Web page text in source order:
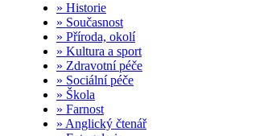
» Historie
» Současnost
» Příroda, okolí
» Kultura a sport
» Zdravotní péče
» Sociální péče
» Škola
» Farnost
» Anglický čtenář